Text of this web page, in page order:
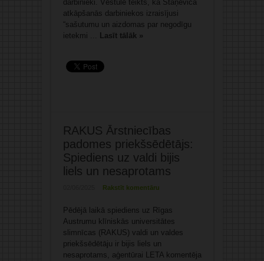
darbinieki. Vēstulē teikts, ka Staņēviča
atkāpšanās darbiniekos izraisījusi
“sašutumu un aizdomas par negodīgu
ietekmi ... Lasīt tālāk »
RAKUS Ārstniecības
padomes priekšsēdētājs:
Spiediens uz valdi bijis
liels un nesaprotams
Rakstīt komentāru
Pēdējā laikā spiediens uz Rīgas
Austrumu klīniskās universitātes
slimnīcas (RAKUS) valdi un valdes
priekšsēdētāju ir bijis liels un
nesaprotams, aģentūrai LETA komentēja